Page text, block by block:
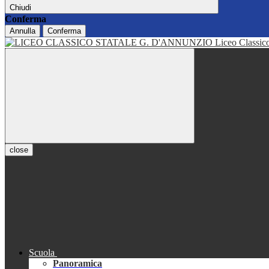
Chiudi
Conferma
Annulla Conferma
Liceo
close
Scuola
Panoramica